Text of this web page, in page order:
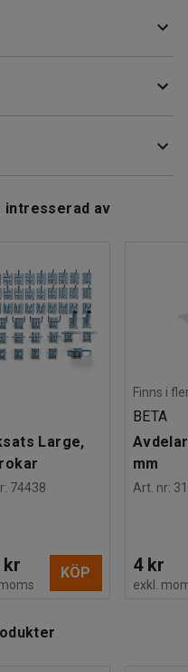
askkoppen. När
intresserad av
Large,
: 74438
kr KÖP
Finns i
BETA
mm
Art. nr:
4 kr
exkl.